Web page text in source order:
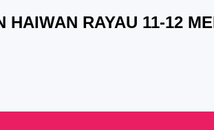
RAYAU 11-12